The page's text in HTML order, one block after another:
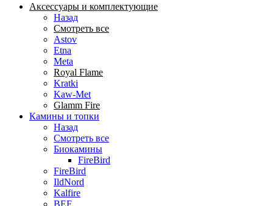
Аксессуары и комплектующие
Назад
Смотреть все
Astov
Etna
Meta
Royal Flame
Kratki
Kaw-Met
Glamm Fire
Камины и топки
Назад
Смотреть все
Биокамины
FireBird
FireBird
IldNord
Kalfire
BEF